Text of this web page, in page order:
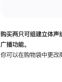
购买两只可组建立体声
广播功能。
你可以在购物袋中更改